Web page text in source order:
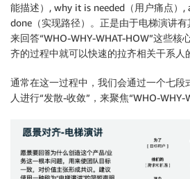
能描述）, why it is needed（用户痛点）
done（实现路径）。正是由于电梯演讲
来回答“WHO-WHY-WHAT-HOW”这些核
齐的过程中就可以快速的拉齐相关干系人
通常在这一过程中，我们会通过一个七段
人进行“发散-收敛”，来聚焦“WHO-WHY-